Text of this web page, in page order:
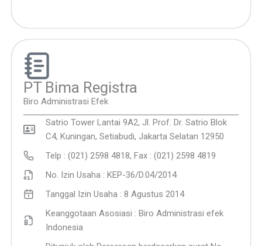
PT Bima Registra
Biro Administrasi Efek
Satrio Tower Lantai 9A2, Jl. Prof. Dr. Satrio Blok
C4, Kuningan, Setiabudi, Jakarta Selatan 12950
Telp : (021) 2598 4818, Fax : (021) 2598 4819
No. Izin Usaha : KEP-36/D.04/2014
Tanggal Izin Usaha : 8 Agustus 2014
Keanggotaan Asosiasi : Biro Administrasi efek
Indonesia